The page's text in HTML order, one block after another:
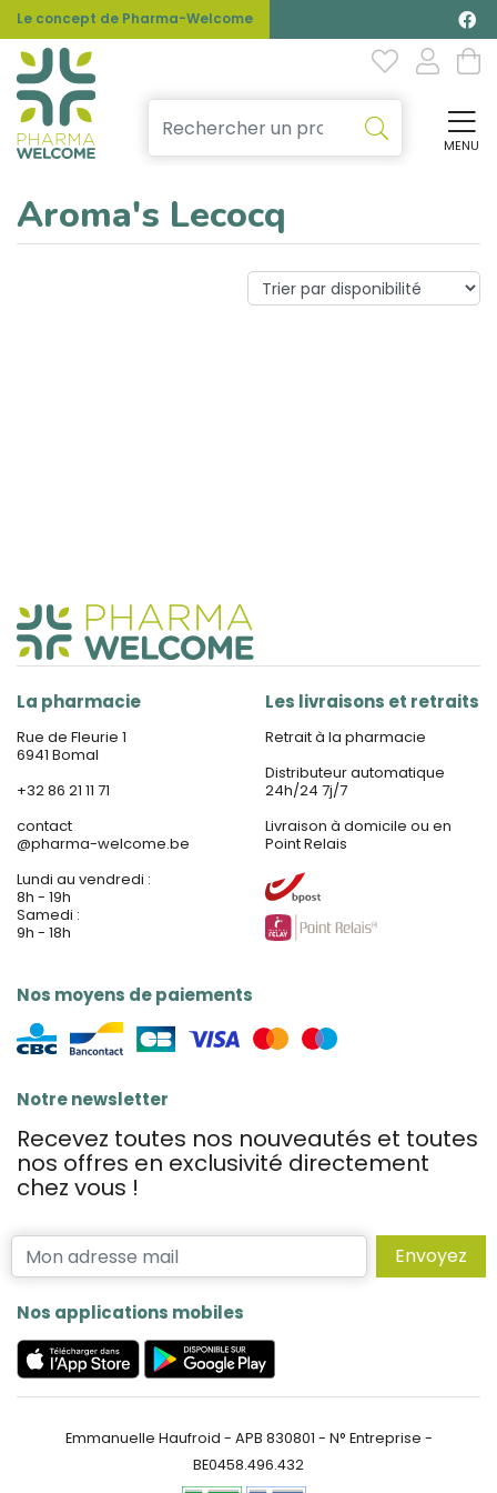
Le concept de Pharma-Welcome
MENU
Aroma's Lecocq
La pharmacie
Rue de Fleurie 1
6941 Bomal
+32 86 21 11 71
contact
@pharma-welcome.be
Lundi au vendredi :
8h - 19h
Samedi :
9h - 18h
Nos moyens de paiements
Les livraisons et retraits
Retrait à la pharmacie
Distributeur automatique
24h/24 7j/7
Livraison à domicile ou en
Point Relais
Notre newsletter
Recevez toutes nos nouveautés et toutes
nos offres en exclusivité directement
chez vous !
Envoyez
Nos applications mobiles
Emmanuelle Haufroid - APB 830801 - N° Entreprise -
BE0458.496.432